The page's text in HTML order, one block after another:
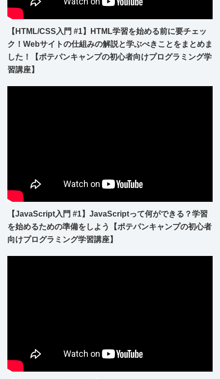
【HTML/CSS入門 #1】HTML学習を始める前に要チェッ
ク！Webサイトの仕組みの解説と学ぶべきことをまとめま
した！【ポテパンキャンプの初心者向けプログラミング学
習講座】
【JavaScript入門 #1】JavaScriptって何ができる？学習
を始めるための準備をしよう【ポテパンキャンプの初心者
向けプログラミング学習講座】